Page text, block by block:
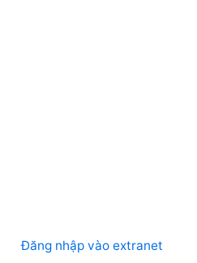
Đăng nhập vào extranet